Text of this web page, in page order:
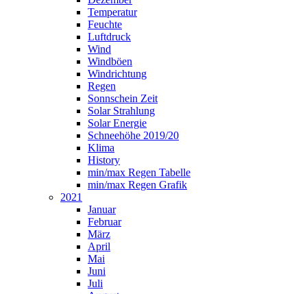
Temperatur
Feuchte
Luftdruck
Wind
Windböen
Windrichtung
Regen
Sonnschein Zeit
Solar Strahlung
Solar Energie
Schneehöhe 2019/20
Klima
History
min/max Regen Tabelle
min/max Regen Grafik
2021
Januar
Februar
März
April
Mai
Juni
Juli